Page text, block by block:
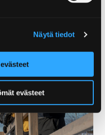
Näytä tiedot
evästeet